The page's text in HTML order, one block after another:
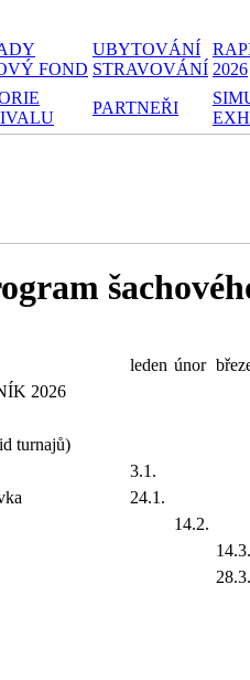
FOND
UBYTOVÁNÍ
STRAVOVÁNÍ 2026
PARTNEŘI
2026
leden únor
turnajů)
3.1.
24.1.
14.2.
14.3.
28.3.